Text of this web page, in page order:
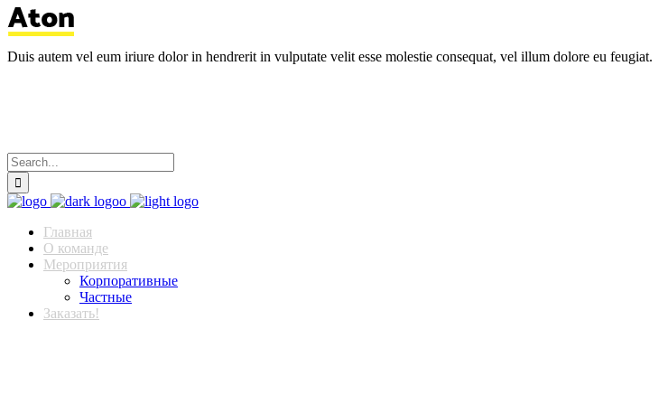
Duis autem vel eum iriure dolor in hendrerit in vulputate velit esse molestie consequat, vel illum dolore eu feugiat.
Главная
О команде
Мероприятия
Корпоративные
Частные
Заказать!